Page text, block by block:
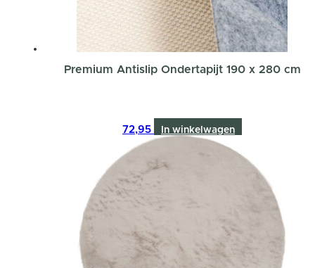
Premium Antislip Ondertapijt 190 x 280 cm
72,95 In winkelwagen